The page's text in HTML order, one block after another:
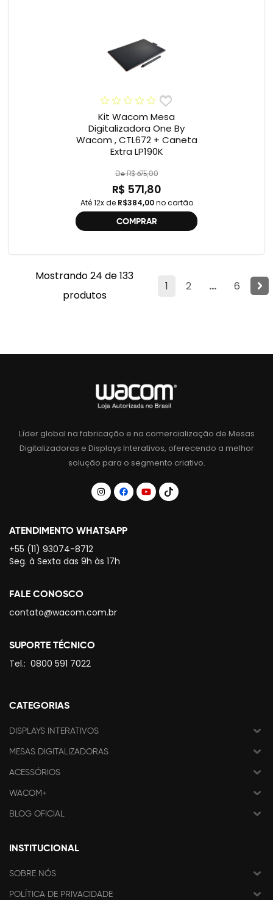
Kit Wacom Mesa
Digitalizadora One By
Wacom , CTL672 + Caneta
Extra LP190K
De R$ 675,00
R$ 571,80
Até 12x de R$384,00no cartão
COMPRAR
1 2 ... 6
Mostrando 24 de 133
produtos
Líder global na fabricação e na comercialização de Mesas
Digitalizadoras e Displays Interativos, oferecendo a melhor
solução para o segmento criativo.
ATENDIMENTO WHATSAPP
+55 (11) 93074-8712
Seg. à Sexta das 9h às 17h
FALE CONOSCO
contato@wacom.com.br
SUPORTE TÉCNICO
Tel.: 0800 591 7022
CATEGORIAS
DISPLAYS INTERATIVOS
MESAS DIGITALIZADORAS
ACESSÓRIOS
WACOM+
BLOG OFICIAL
INSTITUCIONAL
SOBRE NÓS
POLÍTICA DE PRIVACIDADE